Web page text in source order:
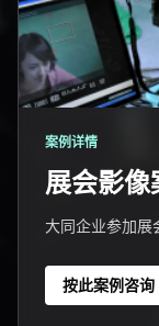
案例详情
展会影像
大同企业参加展
按此案例咨询